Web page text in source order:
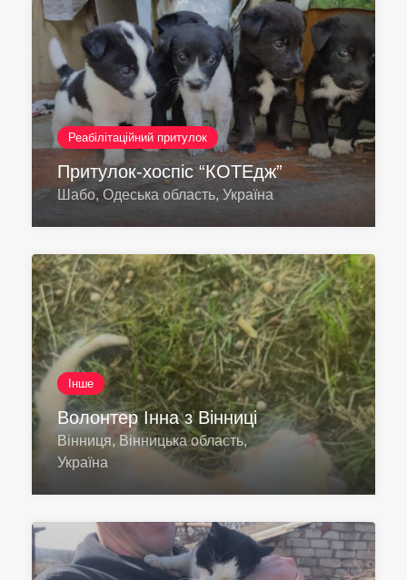
Реабілітаційний притулок
Притулок-хоспіс “КОТЕдж”
Шабо, Одеська область, Україна
Інше
Волонтер Інна з Вінниці
Вінниця, Вінницька область,
Україна